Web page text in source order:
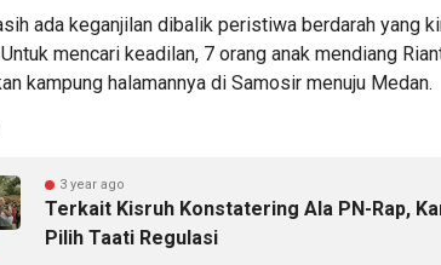
ada keganjilan dibalik peristiwa berdarah yang
mencari keadilan, 7 orang anak mendiang
kampung halamannya di Samosir menuju Medan.
3 year ago
Terkait Kisruh Konstatering Ala PN-Rap,
Pilih Taati Regulasi